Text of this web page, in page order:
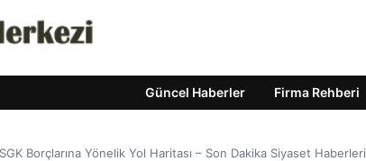
Güncel Haberler Firma Rehberi
Borçlarına Yönelik Yol Haritası – Son Dakika Siyaset Haberleri